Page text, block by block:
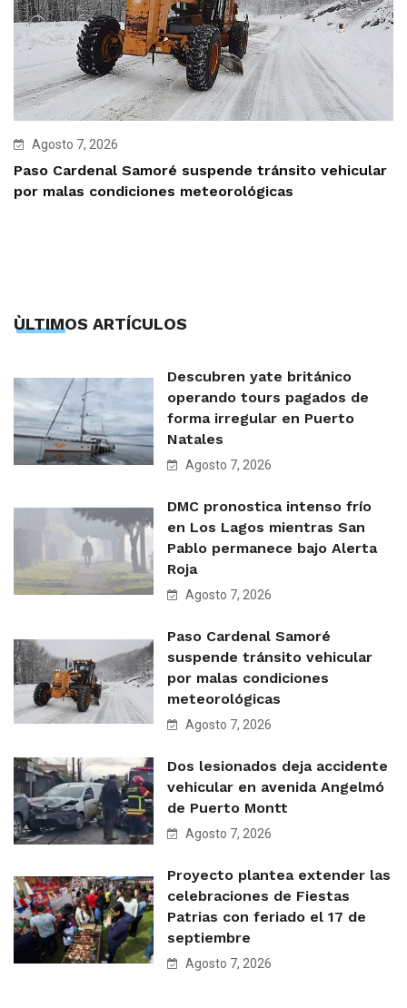
Agosto 7, 2026
Paso Cardenal Samoré suspende tránsito vehicular
por malas condiciones meteorológicas
ÙLTIMOS ARTÍCULOS
Descubren yate británico
operando tours pagados de
forma irregular en Puerto
Natales
Agosto 7, 2026
DMC pronostica intenso frío
en Los Lagos mientras San
Pablo permanece bajo Alerta
Roja
Agosto 7, 2026
Paso Cardenal Samoré
suspende tránsito vehicular
por malas condiciones
meteorológicas
Agosto 7, 2026
Dos lesionados deja accidente
vehicular en avenida Angelmó
de Puerto Montt
Agosto 7, 2026
Proyecto plantea extender las
celebraciones de Fiestas
Patrias con feriado el 17 de
septiembre
Agosto 7, 2026